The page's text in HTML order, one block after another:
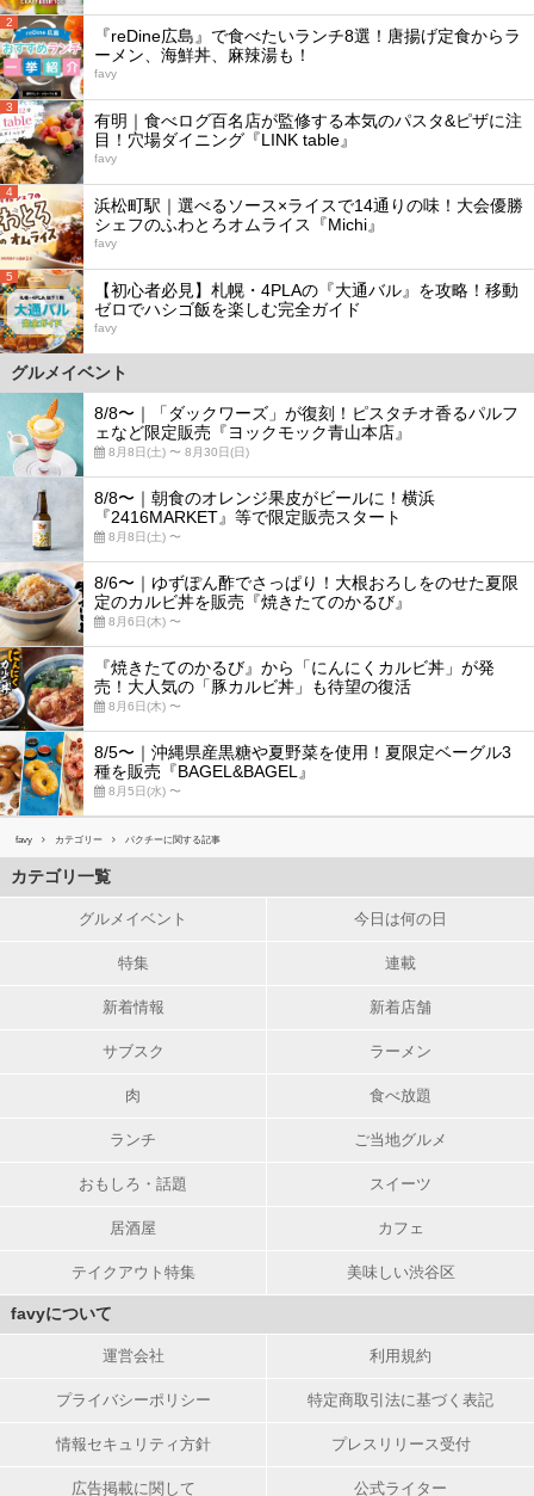
2
『reDine広島』で食べたいランチ8選！唐揚げ定食からラ
ーメン、海鮮丼、麻辣湯も！
favy
3
有明｜食べログ百名店が監修する本気のパスタ&ピザに注
目！穴場ダイニング『LINK table』
favy
4
浜松町駅｜選べるソース×ライスで14通りの味！大会優勝
シェフのふわとろオムライス『Michi』
favy
5
【初心者必見】札幌・4PLAの『大通バル』を攻略！移動
ゼロでハシゴ飯を楽しむ完全ガイド
favy
グルメイベント
8/8〜｜「ダックワーズ」が復刻！ピスタチオ香るパルフ
ェなど限定販売『ヨックモック青山本店』
8月8日(土) 〜 8月30日(日)
8/8〜｜朝食のオレンジ果皮がビールに！横浜
『2416MARKET』等で限定販売スタート
8月8日(土) 〜
8/6〜｜ゆずぽん酢でさっぱり！大根おろしをのせた夏限
定のカルビ丼を販売『焼きたてのかるび』
8月6日(木) 〜
『焼きたてのかるび』から「にんにくカルビ丼」が発
売！大人気の「豚カルビ丼」も待望の復活
8月6日(木) 〜
8/5〜｜沖縄県産黒糖や夏野菜を使用！夏限定ベーグル3
種を販売『BAGEL&BAGEL』
8月5日(水) 〜
favy カテゴリー パクチーに関する記事
カテゴリ一覧
グルメイベント 今日は何の日
特集 連載
新着情報 新着店舗
サブスク ラーメン
肉 食べ放題
ランチ ご当地グルメ
おもしろ・話題 スイーツ
居酒屋 カフェ
テイクアウト特集 美味しい渋谷区
favyについて
運営会社 利用規約
プライバシーポリシー 特定商取引法に基づく表記
情報セキュリティ方針 プレスリリース受付
広告掲載に関して 公式ライター